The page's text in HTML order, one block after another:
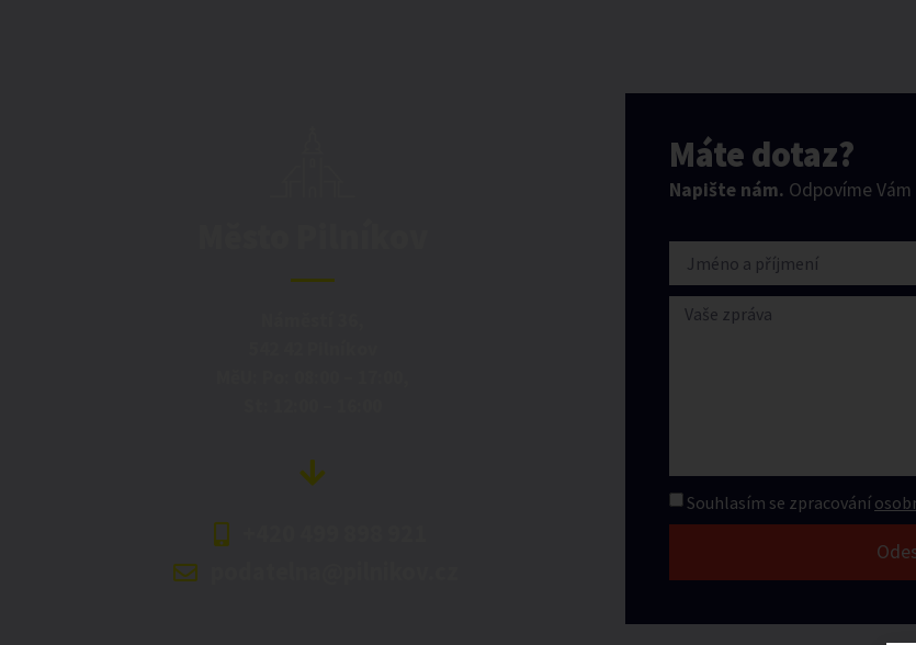
Máte dotaz?
Napište nám. Odpovíme
Souhlasím se zpracování